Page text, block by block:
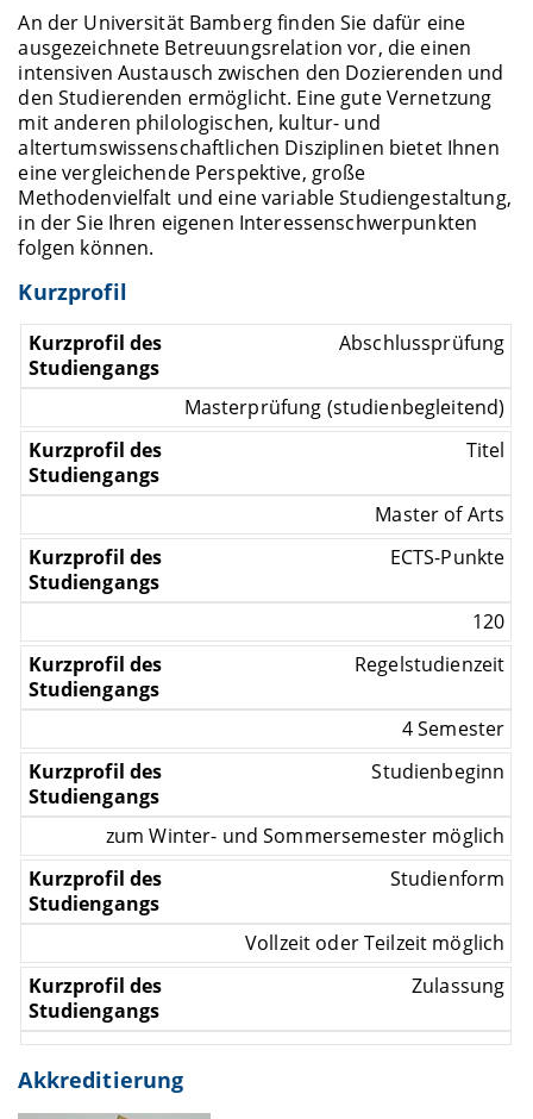
An der Universität Bamberg finden Sie dafür eine
ausgezeichnete Betreuungsrelation vor, die einen
intensiven Austausch zwischen den Dozierenden und
den Studierenden ermöglicht. Eine gute Vernetzung
mit anderen philologischen, kultur- und
altertumswissenschaftlichen Disziplinen bietet Ihnen
eine vergleichende Perspektive, große
Methodenvielfalt und eine variable Studiengestaltung,
in der Sie Ihren eigenen Interessenschwerpunkten
folgen können.
Kurzprofil
Abschlussprüfung
Masterprüfung (studienbegleitend)
Titel
Master of Arts
ECTS-Punkte
120
Regelstudienzeit
4 Semester
Studienbeginn
zum Winter- und Sommersemester möglich
Studienform
Vollzeit oder Teilzeit möglich
Zulassung
Akkreditierung